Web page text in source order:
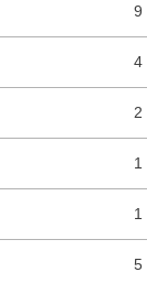
9
4
2
1
1
5